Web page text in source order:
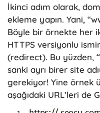
İkinci adım olarak,
ekleme yapın. Yani,
Böyle bir örnekte her
HTTPS versiyonlu
(redirect). Bu yüzden,
sanki ayrı birer site
gerekiyor! Yine örnek
aşağıdaki URL’leri de